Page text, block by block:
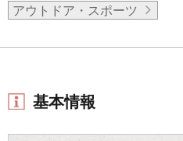
アウトドア・スポーツ
基本情報